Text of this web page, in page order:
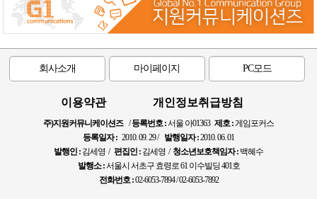
회사소개 마이페이지 PC모드
이용약관 개인정보취급방침
주)지원커뮤니케이션즈/등록번호 :서울 아01363 제호 :게임포커스
등록일자 : 2010. 09. 29 / 발행일자 :2010. 06. 01
발행인 : 김세영 / 편집인 : 김세영 /청소년보호책임자 : 백혜수
발행소 :서울시 서초구 효령로 61 이수빌딩 401호
전화번호 :02-6053-7894 / 02-6053-7892